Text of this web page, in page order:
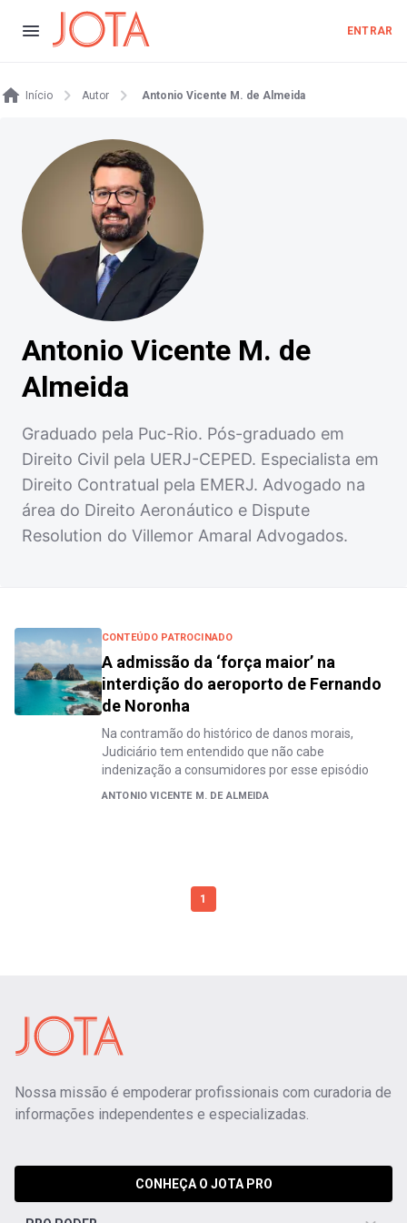
ENTRAR
Início Autor Antonio Vicente M. de Almeida
Antonio Vicente M. de
Almeida
Graduado pela Puc-Rio. Pós-graduado em
Direito Civil pela UERJ-CEPED. Especialista em
Direito Contratual pela EMERJ. Advogado na
área do Direito Aeronáutico e Dispute
Resolution do Villemor Amaral Advogados.
CONTEÚDO PATROCINADO
A admissão da ‘força maior’ na
interdição do aeroporto de Fernando
de Noronha
Na contramão do histórico de danos morais,
Judiciário tem entendido que não cabe
indenização a consumidores por esse episódio
ANTONIO VICENTE M. DE ALMEIDA
1
Nossa missão é empoderar profissionais com curadoria de
informações independentes e especializadas.
CONHEÇA O JOTA PRO